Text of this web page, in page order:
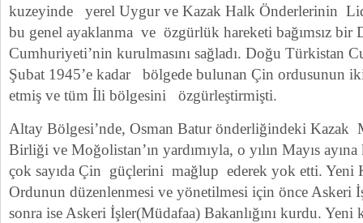
kuzeyinde yerel Uygur ve Kazak Halk Önderlerinin
bu genel ayaklanma ve özgürlük hareketi bağımsız bir
Cumhuriyeti’nin kurulmasını sağladı. Doğu Türkistan
Şubat 1945’e kadar bölgede bulunan Çin ordusunun
etmiş ve tüm İli bölgesini özgürleştirmişti.
Altay Bölgesi’nde, Osman Batur önderliğindeki Kazak
Birliği ve Moğolistan’ın yardımıyla, o yılın Mayıs
çok sayıda Çin güçlerini mağlup ederek yok etti.
Ordunun düzenlenmesi ve yönetilmesi için önce
sonra ise Askeri İşler(Müdafaa) Bakanlığını kurdu. Yeni